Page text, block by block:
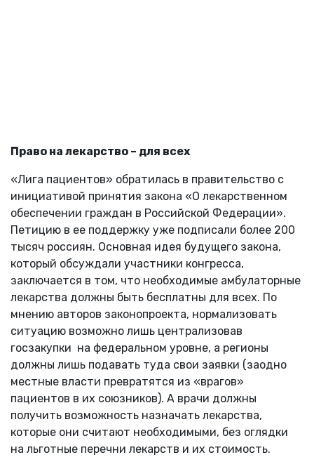
Право на лекарство – для всех
«Лига пациентов» обратилась в правительство с
инициативой принятия закона «О лекарственном
обеспечении граждан в Российской Федерации».
Петицию в ее поддержку уже подписали более 200
тысяч россиян. Основная идея будущего закона,
который обсуждали участники конгресса,
заключается в том, что необходимые амбулаторные
лекарства должны быть бесплатны для всех. По
мнению авторов законопроекта, нормализовать
ситуацию возможно лишь централизовав
госзакупки на федеральном уровне, а регионы
должны лишь подавать туда свои заявки (заодно
местные власти превратятся из «врагов»
пациентов в их союзников). А врачи должны
получить возможность назначать лекарства,
которые они считают необходимыми, без оглядки
на льготные перечни лекарств и их стоимость.